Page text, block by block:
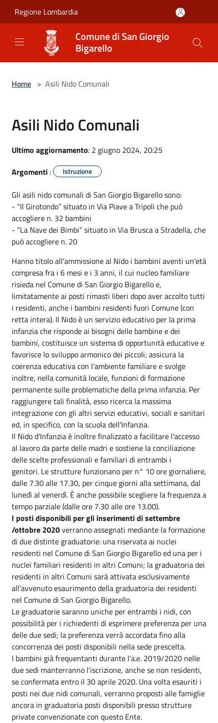
Regione Lombardia
Comune di San Giorgio
Bigarello
Home > Asili Nido Comunali
Asili Nido Comunali
Ultimo aggiornamento: 2 giugno 2024, 20:25
Argomenti : Istruzione
Gli asili nido comunali di San Giorgio Bigarello sono:
- “Il Girotondo” situato in Via Piave a Tripoli che può
accogliere n. 32 bambini
- “La Nave dei Bimbi” situato in Via Brusca a Stradella, che
può accogliere n. 20
Hanno titolo all'ammissione al Nido i bambini aventi un'età
compresa fra i 6 mesi e i 3 anni, il cui nucleo familiare
risieda nel Comune di San Giorgio Bigarello e,
limitatamente ai posti rimasti liberi dopo aver accolto tutti
i residenti, anche i bambini residenti fuori Comune (con
retta intera). Il Nido è un servizio educativo per la prima
infanzia che risponde ai bisogni delle bambine e dei
bambini, costituisce un sistema di opportunità educative e
favorisce lo sviluppo armonico dei piccoli; assicura la
coerenza educativa con l'ambiente familiare e svolge
inoltre, nella comunità locale, funzioni di formazione
permanente sulle problematiche della prima infanzia. Per
raggiungere tali finalità, esso ricerca la massima
integrazione con gli altri servizi educativi, sociali e sanitari
ed, in specifico, con la scuola dell'Infanzia.
Il Nido d'Infanzia è inoltre finalizzato a facilitare l'accesso
al lavoro da parte delle madri e sostiene la conciliazione
delle scelte professionali e familiari di entrambi i
genitori. Le strutture funzionano per n° 10 ore giornaliere,
dalle 7.30 alle 17.30, per cinque giorni alla settimana, dal
lunedì al venerdì. È anche possibile scegliere la frequenza a
tempo parziale (dalle ore 7.30 alle ore 13.00).
I posti disponibili per gli inserimenti di settembre
/ottobre 2020verranno assegnati mediante la formazione
di due distinte graduatorie: una riservata ai nuclei
residenti nel Comune di San Giorgio Bigarello ed una per i
nuclei familiari residenti in altri Comuni; la graduatoria dei
residenti in altri Comuni sarà attivata esclusivamente
all’avvenuto esaurimento della graduatoria dei residenti
nel Comune di San Giorgio Bigarello.
Le graduatorie saranno uniche per entrambi i nidi, con
possibilità per i richiedenti di esprimere preferenza per una
delle due sedi; la preferenza verrà accordata fino alla
concorrenza dei posti disponibili nella sede prescelta.
I bambini già frequentanti durante l’a.e. 2019/2020 nelle
due sedi manterranno l’iscrizione, anche se non residenti,
se confermata entro il 30 aprile 2020. Una volta esauriti i
posti nei due nidi comunali, verranno proposti alle famiglie
ancora in graduatoria posti disponibili presso strutture
private convenzionate con questo Ente.